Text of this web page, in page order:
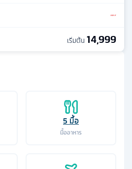
5 มื้อ
มื้ออาหาร
เริ่มต้น 14,999